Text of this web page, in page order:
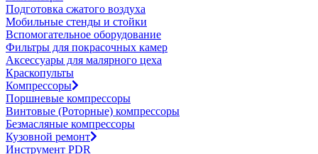
Подготовка сжатого воздуха
Мобильные стенды и стойки
Вспомогательное оборудование
Фильтры для покрасочных камер
Аксессуары для малярного цеха
Краскопульты
Компрессоры
Поршневые компрессоры
Винтовые (Роторные) компрессоры
Безмасляные компрессоры
Кузовной ремонт
Инструмент PDR